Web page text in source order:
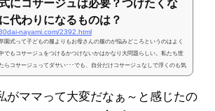
にコサージュは必要？つけたくな
代わりになるものは？
nayami.com/2392.html
園式って子どもの服よりもお母さんの服のが悩みどころというのはよく
でもコサージュをつけるかつけないかはかなり大問題らしい。私たち世
らコサージュってダサい･･･でも、自分だけコサージュなしで浮くのも気
というわけで、今回は友人ママたちのコサージュ事情について紹介しま
にコサージュは必要？年が開けて新年会がてら学生時代の友人たちとご
時のこと。独身の私をよそに友人たちは卒園式で何を着るか？という話
がママって大変だなぁ～と感じたの